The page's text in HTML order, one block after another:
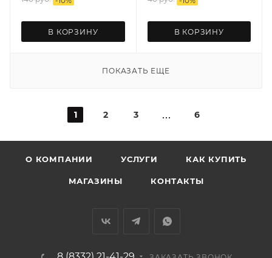
В КОРЗИНУ В КОРЗИНУ
ПОКАЗАТЬ ЕЩЕ
1 2 3 6
О КОМПАНИИ УСЛУГИ КАК КУПИТЬ
МАГАЗИНЫ КОНТАКТЫ